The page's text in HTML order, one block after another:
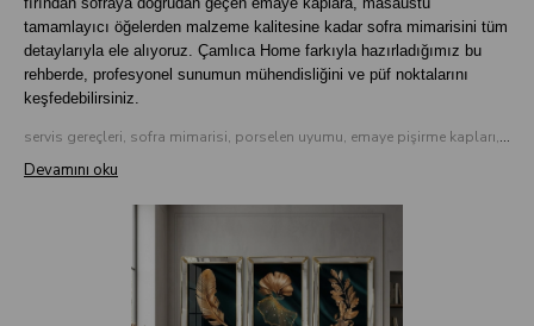
tamamlayıcı öğelerden malzeme kalitesine kadar sofra mimarisini tüm
detaylarıyla ele alıyoruz. Çamlıca Home farkıyla hazırladığımız bu
rehberde, profesyonel sunumun mühendisliğini ve püf noktalarını
keşfedebilirsiniz.
servis gereçleri, sofra mimarisi, porselen uyumu, emaye pişirme kapları, masaüstü sunum, çamlıca home
Devamını oku